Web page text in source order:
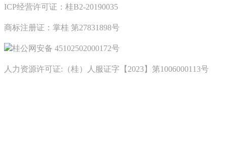
ICP经营许可证：桂B2-20190035
商标注册证：掌桂 第27831898号
桂公网安备 45102502000172号
人力资源许可证:（桂）人服证字【2023】第1006000113号